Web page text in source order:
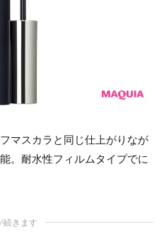
マスカラと同じ仕上がりなが
。耐水性フィルムタイプでに
続きます